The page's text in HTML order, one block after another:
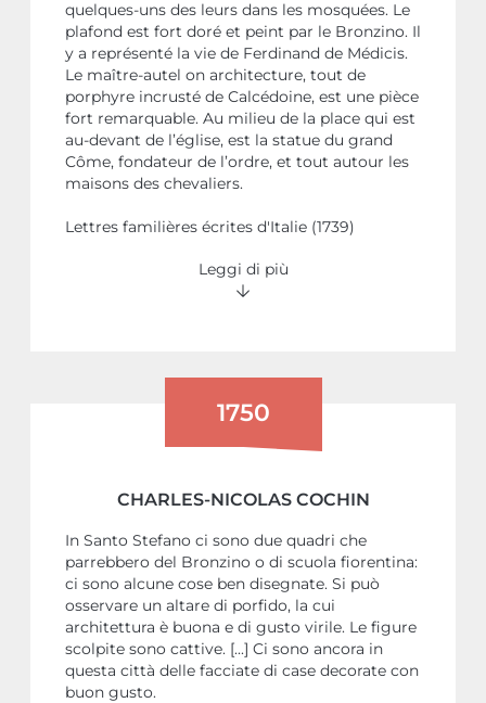
quelques-uns des leurs dans les mosquées. Le
plafond est fort doré et peint par le Bronzino. Il
y a représenté la vie de Ferdinand de Médicis.
Le maître-autel on architecture, tout de
porphyre incrusté de Calcédoine, est une pièce
fort remarquable. Au milieu de la place qui est
au-devant de l’église, est la statue du grand
Côme, fondateur de l’ordre, et tout autour les
maisons des chevaliers.
Lettres familières écrites d'Italie (1739)
Leggi di più
1750
CHARLES-NICOLAS COCHIN
In Santo Stefano ci sono due quadri che
parrebbero del Bronzino o di scuola fiorentina:
ci sono alcune cose ben disegnate. Si può
osservare un altare di porfido, la cui
architettura è buona e di gusto virile. Le figure
scolpite sono cattive. [...] Ci sono ancora in
questa città delle facciate di case decorate con
buon gusto.